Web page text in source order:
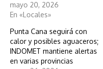
mayo 20, 2026
En «Locales»
Punta Cana seguirá con
calor y posibles aguaceros;
INDOMET mantiene alertas
en varias provincias